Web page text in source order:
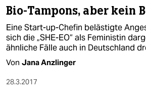
Bio-Tampons, aber kein
Eine Start-up-Chefin belästigte
sich die „SHE-EO“ als Feministin
ähnliche Fälle auch in Deutschland
Von Jana Anzlinger
28.3.2017